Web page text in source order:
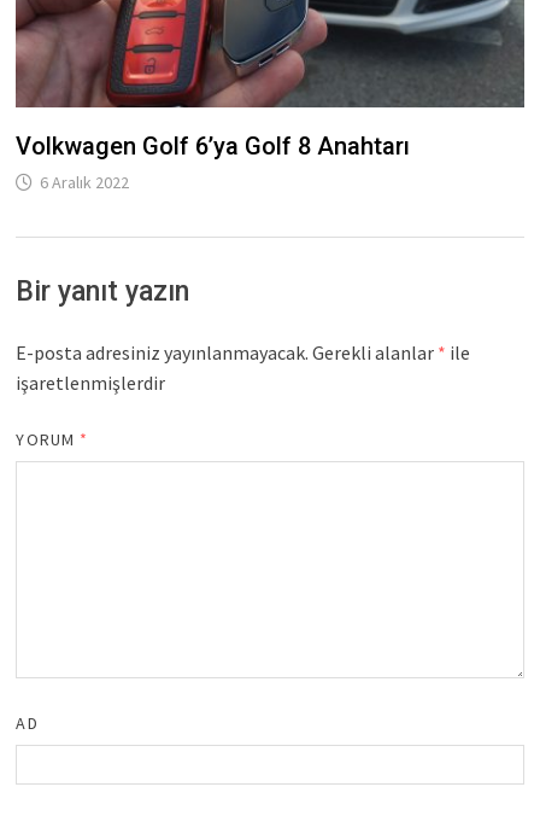
Volkwagen Golf 6’ya Golf 8 Anahtarı
6 Aralık 2022
Bir yanıt yazın
E-posta adresiniz yayınlanmayacak. Gerekli alanlar * ile
işaretlenmişlerdir
YORUM *
AD